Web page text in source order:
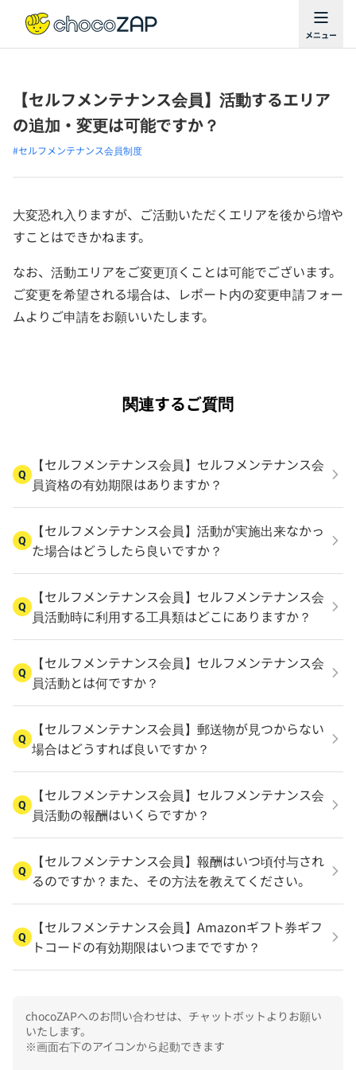
【セルフメンテナンス会員】活動するエリア
の追加・変更は可能ですか？
#セルフメンテナンス会員制度
大変恐れ入りますが、ご活動いただくエリアを後から増や
すことはできかねます。
なお、活動エリアをご変更頂くことは可能でございます。
ご変更を希望される場合は、レポート内の変更申請フォー
ムよりご申請をお願いいたします。
関連するご質問
Q
【セルフメンテナンス会員】セルフメンテナンス会
員資格の有効期限はありますか？
Q
【セルフメンテナンス会員】活動が実施出来なかっ
た場合はどうしたら良いですか？
Q
【セルフメンテナンス会員】セルフメンテナンス会
員活動時に利用する工具類はどこにありますか？
Q
【セルフメンテナンス会員】セルフメンテナンス会
員活動とは何ですか？
Q
【セルフメンテナンス会員】郵送物が見つからない
場合はどうすれば良いですか？
Q
【セルフメンテナンス会員】セルフメンテナンス会
員活動の報酬はいくらですか？
Q
【セルフメンテナンス会員】報酬はいつ頃付与され
るのですか？また、その方法を教えてください。
Q
【セルフメンテナンス会員】Amazonギフト券ギフ
トコードの有効期限はいつまでですか？
chocoZAPへのお問い合わせは、チャットボットよりお願い
いたします。
※画面右下のアイコンから起動できます